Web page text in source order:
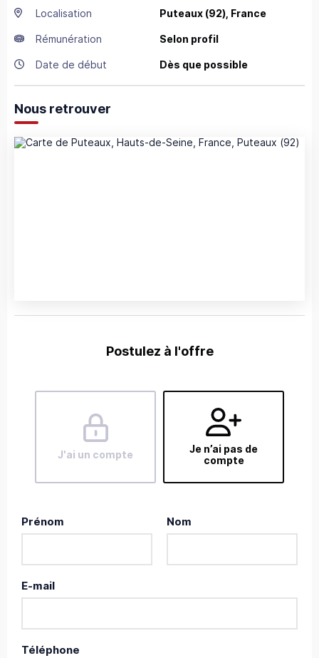
Localisation Puteaux (92), France
Rémunération Selon profil
Date de début Dès que possible
Nous retrouver
Postulez à l'offre
J'ai un compte
Je n’ai pas de
compte
Prénom Nom
E-mail
Téléphone